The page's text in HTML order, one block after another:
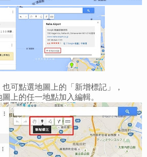
可點選地圖上的「新增標記」，
上的任一地點加入編輯。